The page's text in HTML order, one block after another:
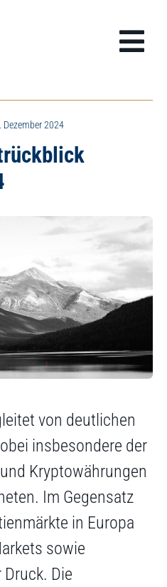
Dezember 2024
von deutlichen
insbesondere der
Kryptowährungen
Im Gegensatz
in Europa
sowie
Die